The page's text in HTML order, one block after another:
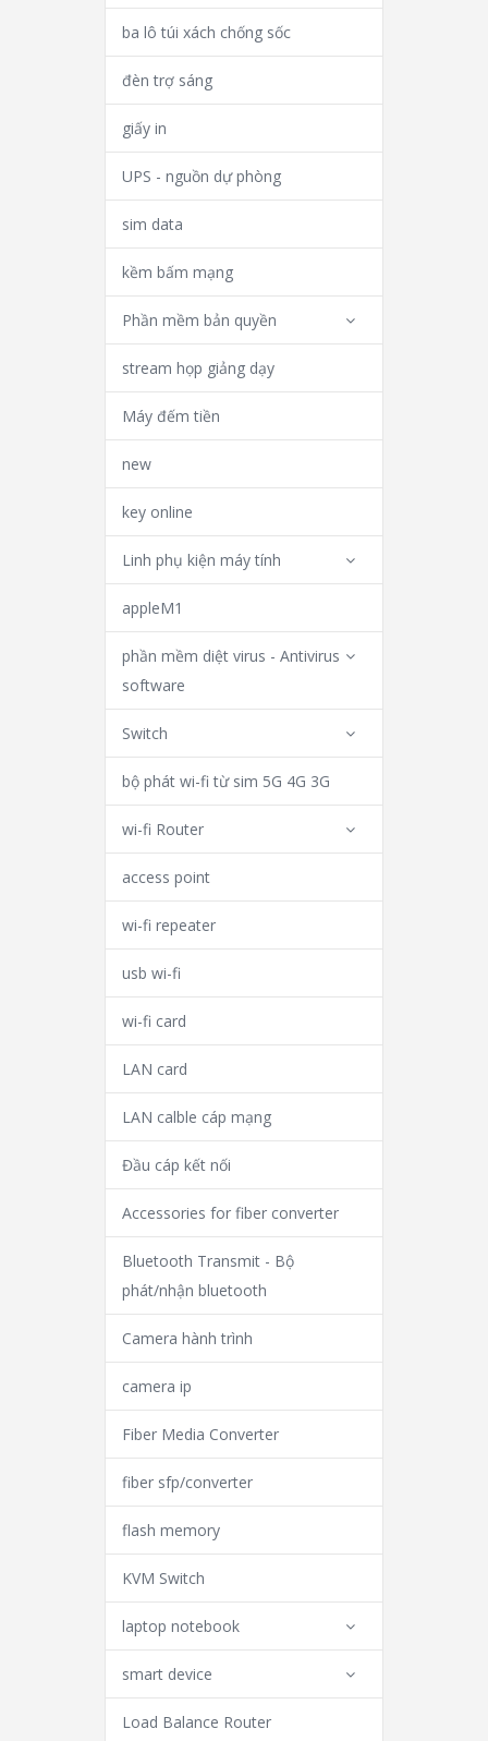
ba lô túi xách chống sốc
đèn trợ sáng
giấy in
UPS - nguồn dự phòng
sim data
kềm bấm mạng
Phần mềm bản quyền
stream họp giảng dạy
Máy đếm tiền
new
key online
Linh phụ kiện máy tính
appleM1
phần mềm diệt virus - Antivirus
software
Switch
bộ phát wi-fi từ sim 5G 4G 3G
wi-fi Router
access point
wi-fi repeater
usb wi-fi
wi-fi card
LAN card
LAN calble cáp mạng
Đầu cáp kết nối
Accessories for fiber converter
Bluetooth Transmit - Bộ
phát/nhận bluetooth
Camera hành trình
camera ip
Fiber Media Converter
fiber sfp/converter
flash memory
KVM Switch
laptop notebook
smart device
Load Balance Router